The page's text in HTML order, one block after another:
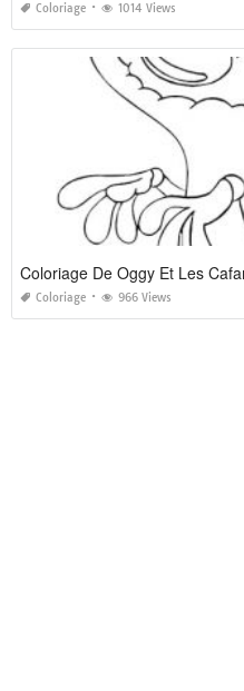
Coloriage 1014 Views
Coloriage De Oggy Et Les
Coloriage 966 Views